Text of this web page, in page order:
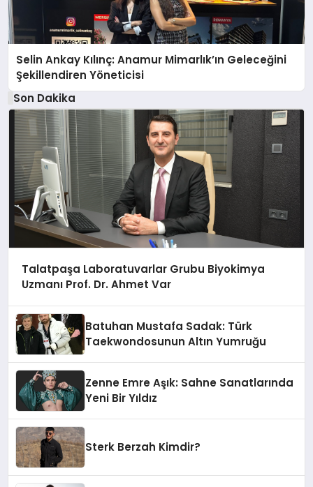
Selin Ankay Kılınç: Anamur Mimarlık’ın Geleceğini
Şekillendiren Yöneticisi
Son Dakika
Talatpaşa Laboratuvarlar Grubu Biyokimya
Uzmanı Prof. Dr. Ahmet Var
Batuhan Mustafa Sadak: Türk
Taekwondosunun Altın Yumruğu
Zenne Emre Aşık: Sahne Sanatlarında
Yeni Bir Yıldız
Sterk Berzah Kimdir?